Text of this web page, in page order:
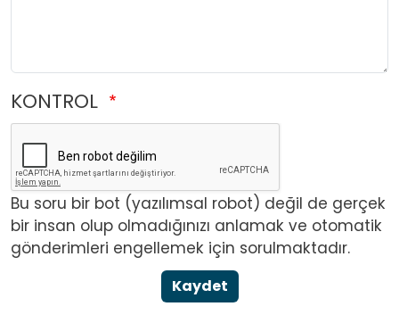
KONTROL
Bu soru bir bot (yazılımsal robot) değil de gerçek
bir insan olup olmadığınızı anlamak ve otomatik
gönderimleri engellemek için sorulmaktadır.
Kaydet